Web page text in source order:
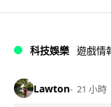
科技娛樂 遊戲情
Lawton 21 小時